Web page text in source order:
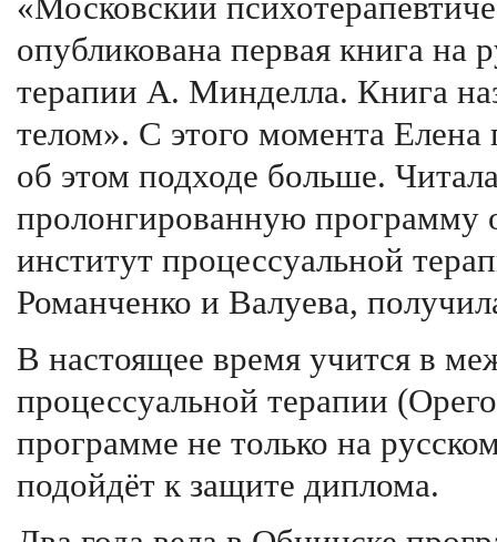
«Московский
опубликована первая книга на
терапии А. Минделла. Книга
телом». С этого момента Елена
об этом подходе больше.
пролонгированную программу
институт процессуальной
Романченко и Валуева,
В настоящее время учится в
процессуальной терапии
программе не только на
подойдёт к защите диплома.